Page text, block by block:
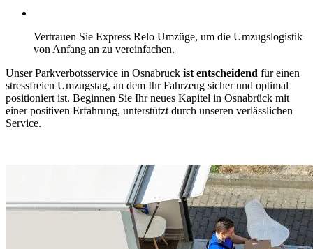
Vertrauen Sie Express Relo Umzüge, um die Umzugslogistik
von Anfang an zu vereinfachen.
Unser Parkverbotsservice in Osnabrück ist entscheidend für einen
stressfreien Umzugstag, an dem Ihr Fahrzeug sicher und optimal
positioniert ist. Beginnen Sie Ihr neues Kapitel in Osnabrück mit
einer positiven Erfahrung, unterstützt durch unseren verlässlichen
Service.